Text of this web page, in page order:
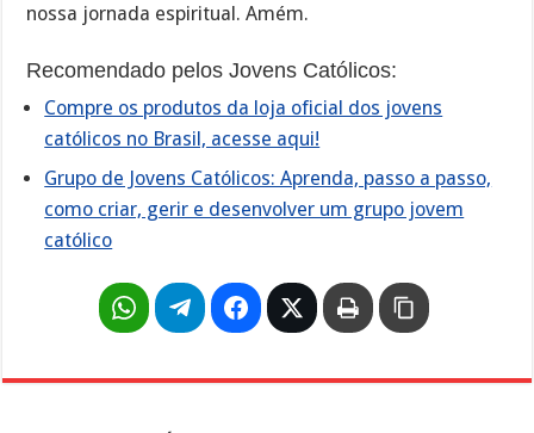
nossa jornada espiritual. Amém.
Recomendado pelos Jovens Católicos:
Compre os produtos da loja oficial dos jovens
católicos no Brasil, acesse aqui!
Grupo de Jovens Católicos: Aprenda, passo a passo,
como criar, gerir e desenvolver um grupo jovem
católico